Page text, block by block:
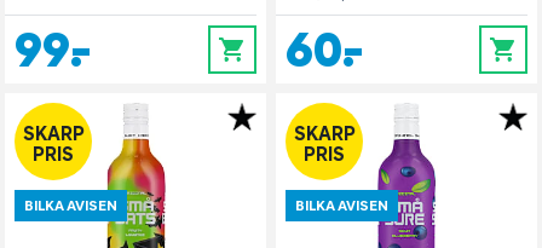
99,- 0 60,- 0
SKARP
PRIS
BILKA AVISEN
SKARP
PRIS
BILKA AVISEN